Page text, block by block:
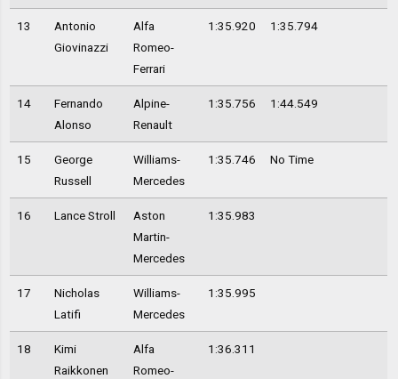
13
Antonio
Giovinazzi
Alfa
Romeo-
Ferrari
1:35.920 1:35.794
14
Fernando
Alonso
Alpine-
Renault
1:35.756 1:44.549
15
George
Russell
Williams-
Mercedes
1:35.746 No Time
16 Lance Stroll
Aston
Martin-
Mercedes
1:35.983
17
Nicholas
Latifi
Williams-
Mercedes
1:35.995
18
Kimi
Raikkonen
Alfa
Romeo-
1:36.311